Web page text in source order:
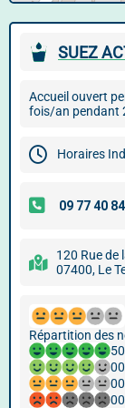
SUEZ
Accueil ouvert
fois/an pendant
Horaires
120 Rue de
07400, Le
Répartition des